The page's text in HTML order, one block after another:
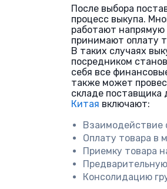
После выбора
процесс выкупа.
работают
принимают оплату
В таких случаях
посредником
себя все
также может
складе поставщика
Китая включают:
Взаимодействие
Оплату товара в
Приемку товара
Консолидацию